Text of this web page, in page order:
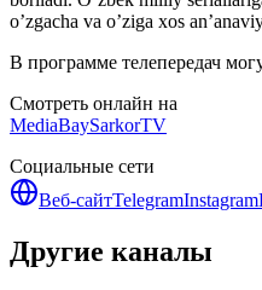
o’zgacha va o’ziga xos
В программе телепередач
Смотреть онлайн на
MediaBaySarkorTV
Социальные сети
Веб-сайтTelegramInstagram
Другие каналы